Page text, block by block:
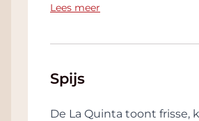
hele proces begint bij
zijn. Elke beslissing,
Lees meer
Spijs
De La Quinta toont